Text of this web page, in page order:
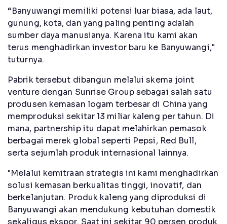
“Banyuwangi memiliki potensi luar biasa, ada laut,
gunung, kota, dan yang paling penting adalah
sumber daya manusianya. Karena itu kami akan
terus menghadirkan investor baru ke Banyuwangi,"
tuturnya.
Pabrik tersebut dibangun melalui skema joint
venture dengan Sunrise Group sebagai salah satu
produsen kemasan logam terbesar di China yang
memproduksi sekitar 13 miliar kaleng per tahun. Di
mana, partnership itu dapat melahirkan pemasok
berbagai merek global seperti Pepsi, Red Bull,
serta sejumlah produk internasional lainnya.
"Melalui kemitraan strategis ini kami menghadirkan
solusi kemasan berkualitas tinggi, inovatif, dan
berkelanjutan. Produk kaleng yang diproduksi di
Banyuwangi akan mendukung kebutuhan domestik
sekaligus ekspor. Saat ini sekitar 90 persen produk